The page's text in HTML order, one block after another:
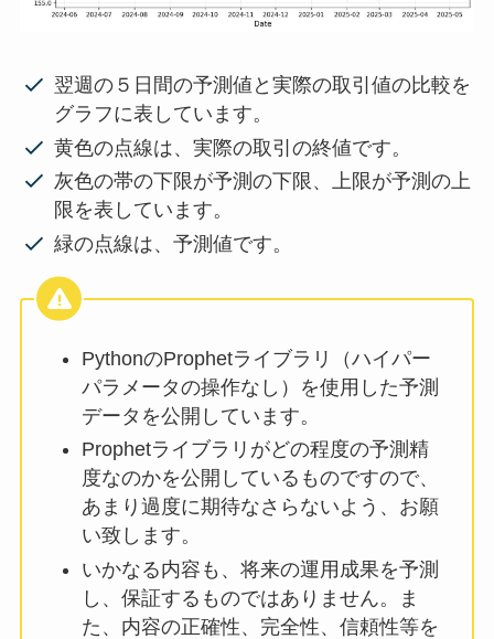
翌週の５日間の予測値と実際の取引値の比較を
グラフに表しています。
黄色の点線は、実際の取引の終値です。
灰色の帯の下限が予測の下限、上限が予測の上
限を表しています。
緑の点線は、予測値です。
PythonのProphetライブラリ（ハイパー
パラメータの操作なし）を使用した予測
データを公開しています。
Prophetライブラリがどの程度の予測精
度なのかを公開しているものですので、
あまり過度に期待なさらないよう、お願
い致します。
いかなる内容も、将来の運用成果を予測
し、保証するものではありません。ま
た、内容の正確性、完全性、信頼性等を